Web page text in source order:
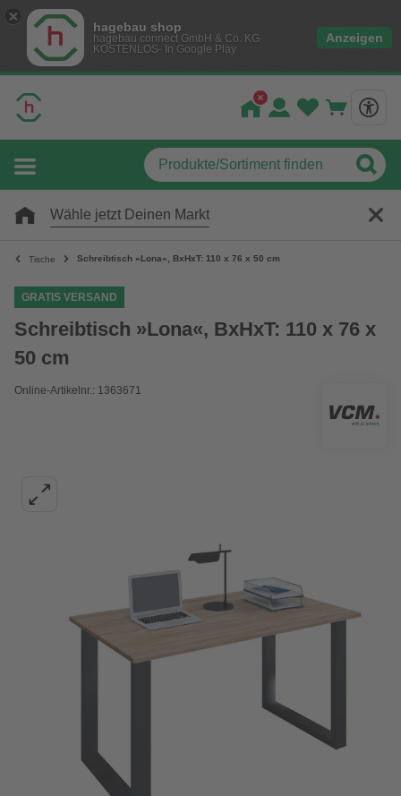
hagebau shop
hagebau connect GmbH & Co. KG
KOSTENLOS- In Google Play
Anzeigen
Wähle jetzt Deinen Markt
Tische Schreibtisch »Lona«, BxHxT: 110 x 76 x 50 cm
GRATIS VERSAND
Schreibtisch »Lona«, BxHxT: 110 x 76 x
50 cm
Online-Artikelnr.: 1363671